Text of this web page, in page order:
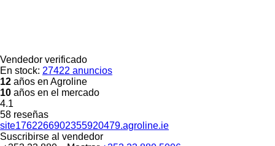
Vendedor verificado
En stock: 27422 anuncios
12 años en Agroline
10 años en el mercado
4.1
58 reseñas
site1762266902355920479.agroline.ie
Suscribirse al vendedor